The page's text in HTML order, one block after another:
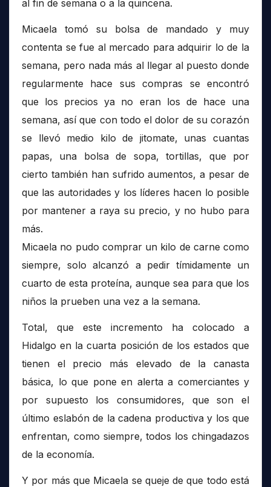
al fin de semana o a la quincena.
Micaela tomó su bolsa de mandado y muy
contenta se fue al mercado para adquirir lo de la
semana, pero nada más al llegar al puesto donde
regularmente hace sus compras se encontró
que los precios ya no eran los de hace una
semana, así que con todo el dolor de su corazón
se llevó medio kilo de jitomate, unas cuantas
papas, una bolsa de sopa, tortillas, que por
cierto también han sufrido aumentos, a pesar de
que las autoridades y los líderes hacen lo posible
por mantener a raya su precio, y no hubo para
más.
Micaela no pudo comprar un kilo de carne como
siempre, solo alcanzó a pedir tímidamente un
cuarto de esta proteína, aunque sea para que los
niños la prueben una vez a la semana.
Total, que este incremento ha colocado a
Hidalgo en la cuarta posición de los estados que
tienen el precio más elevado de la canasta
básica, lo que pone en alerta a comerciantes y
por supuesto los consumidores, que son el
último eslabón de la cadena productiva y los que
enfrentan, como siempre, todos los chingadazos
de la economía.
Y por más que Micaela se queje de que todo está